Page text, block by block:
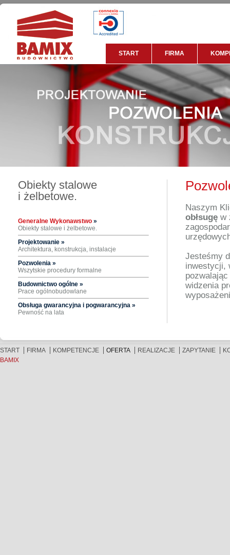
START FIRMA
Obiekty stalowe
i żelbetowe.
Generalne Wykonawstwo »
Obiekty stalowe i żelbetowe.
Projektowanie »
Architektura, konstrukcja, instalacje
Pozwolenia »
Wszytskie procedury formalne
Budownictwo ogólne »
Prace ogólnobudowlane
Obsługa gwarancyjna i pogwarancyjna »
Pewność na lata
Naszym
obłsugę w
Jesteśmy
inwestycji,
widzenia
START FIRMA KOMPETENCJE OFERTA REALIZACJE ZAPYTANIE
BAMIX